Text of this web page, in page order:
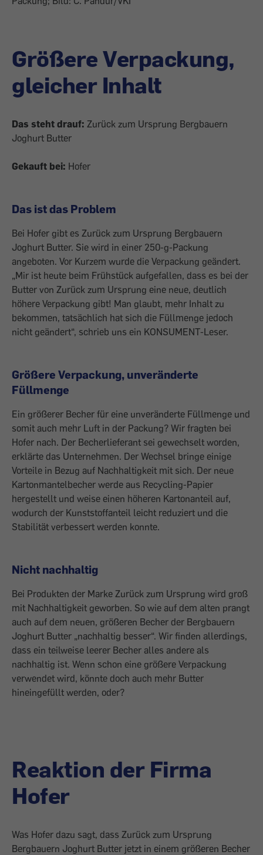
Größere Verpackung,
gleicher Inhalt
Das steht drauf: Zurück zum Ursprung Bergbauern
Joghurt Butter
Gekauft bei: Hofer
Das ist das Problem
Bei Hofer gibt es Zurück zum Ursprung Bergbauern
Joghurt Butter. Sie wird in einer 250-g-Packung
angeboten. Vor Kurzem wurde die Verpackung geändert.
„Mir ist heute beim Frühstück aufgefallen, dass es bei der
Butter von Zurück zum Ursprung eine neue, deutlich
höhere Verpackung gibt! Man glaubt, mehr Inhalt zu
bekommen, tatsächlich hat sich die Füllmenge jedoch
nicht geändert“, schrieb uns ein KONSUMENT-Leser.
Größere Verpackung, unveränderte
Füllmenge
Ein größerer Becher für eine unveränderte Füllmenge und
somit auch mehr Luft in der Packung? Wir fragten bei
Hofer nach. Der Becherlieferant sei gewechselt worden,
erklärte das Unternehmen. Der Wechsel bringe einige
Vorteile in Bezug auf Nachhaltigkeit mit sich. Der neue
Kartonmantelbecher werde aus Recycling-Papier
hergestellt und weise einen höheren Kartonanteil auf,
wodurch der Kunststoffanteil leicht reduziert und die
Stabilität verbessert werden konnte.
Nicht nachhaltig
Bei Produkten der Marke Zurück zum Ursprung wird groß
mit Nachhaltigkeit geworben. So wie auf dem alten prangt
auch auf dem neuen, größeren Becher der Bergbauern
Joghurt Butter „nachhaltig besser“. Wir finden allerdings,
dass ein teilweise leerer Becher alles andere als
nachhaltig ist. Wenn schon eine größere Verpackung
verwendet wird, könnte doch auch mehr Butter
hineingefüllt werden, oder?
Reaktion der Firma
Hofer
Was Hofer dazu sagt, dass Zurück zum Ursprung
Bergbauern Joghurt Butter jetzt in einem größeren Becher